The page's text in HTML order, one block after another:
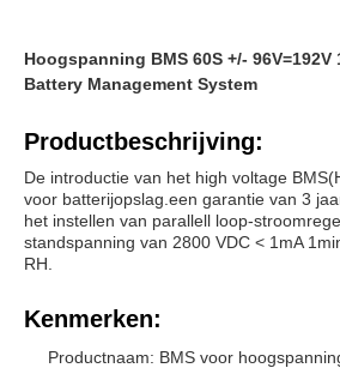
Hoogspanning BMS 60S +/-
Battery Management System
Productbeschrijving:
De introductie van het high voltage
voor batterijopslag.een garantie van 3
het instellen van parallell loop-
standspanning van 2800 VDC < 1mA
RH.
Kenmerken:
Productnaam: BMS voor